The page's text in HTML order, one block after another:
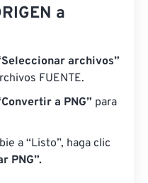
a
archivos”
FUENTE.
a PNG” para
a “Listo”, haga clic
PNG”.